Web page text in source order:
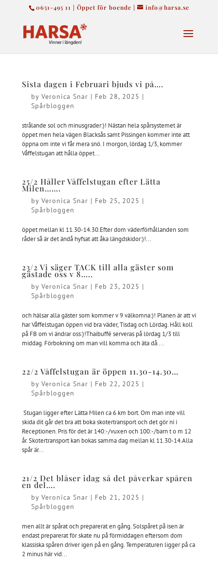
0651-495 11 | Öppet för boende | info@harsa.se
Sista dagen i Februari bjuds vi på….
by Veronica Snar | Feb 28, 2025 |
Spårbloggen
strålande sol och minusgrader:)! Nästan hela spårsystemet är
öppet men hela vägen Blacksås samt Pissingen kommer inte att
öppna om inte vi får mera snö. I morgon, lördag 1/3, kommer
Våffelstugan att hålla öppet...
25/2 Håller Våffelstugan efter Lätta
Milen…….
by Veronica Snar | Feb 25, 2025 |
Spårbloggen
öppet mellan kl 11.30-14.30.Efter dom väderförhållanden som
råder så är det ändå hyfsat att åka längdskidor:)!...
23/2 Vi säger TACK till alla gäster som
gästade oss v 8…..
by Veronica Snar | Feb 23, 2025 |
Spårbloggen
och hälsar alla gäster som kommer v 9 välkomna:)! Planen är att vi
har Våffelstugan öppen vid bra väder, Tisdag och Lördag. Håll koll
på FB om vi ändrar oss:)!Thaibuffé serveras på lördag 1/3 till
middag. Förbokning om man vill komma och äta då....
22/2 Våffelstugan är öppen 11.30-14.30…
by Veronica Snar | Feb 22, 2025 |
Spårbloggen
Stugan ligger efter Lätta Milen ca 6 km bort. Om man inte vill
skida dit går det bra att boka skotertransport och det gör ni i
Receptionen. Pris för det är 140:-/vuxen och 100:-/barn t o m 12
år. Skotertransport kan bokas samma dag mellan kl 11.30-14.Alla
spår är...
21/2 Det blåser idag så det påverkar spåren
en del….
by Veronica Snar | Feb 21, 2025 |
Spårbloggen
men allt är spårat och preparerat en gång. Solspåret på isen är
endast preparerat för skate nu på förmiddagen eftersom dom
klassiska spåren driver igen på en gång. Temperaturen ligger på ca
2 minus här vid...